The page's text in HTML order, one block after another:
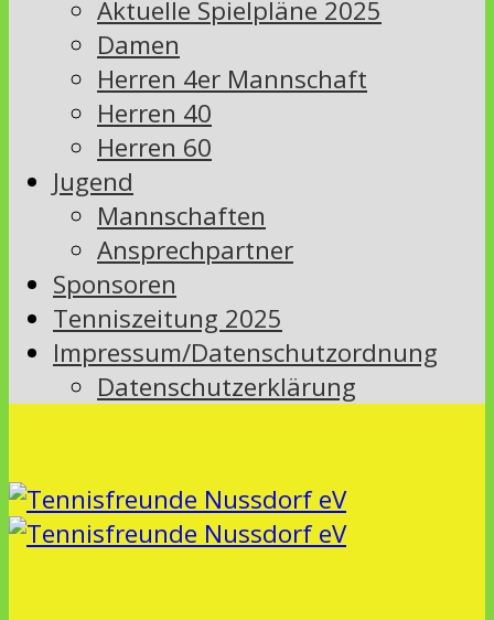
Aktuelle Spielpläne 2025
Damen
Herren 4er Mannschaft
Herren 40
Herren 60
Jugend
Mannschaften
Ansprechpartner
Sponsoren
Tenniszeitung 2025
Impressum/Datenschutzordnung
Datenschutzerklärung